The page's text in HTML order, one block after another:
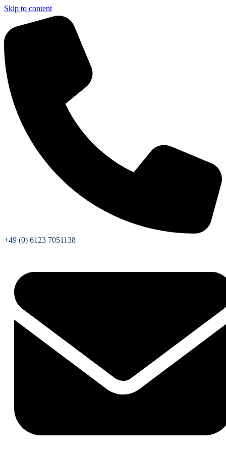
Skip to content
+49 (0) 6123 7051138